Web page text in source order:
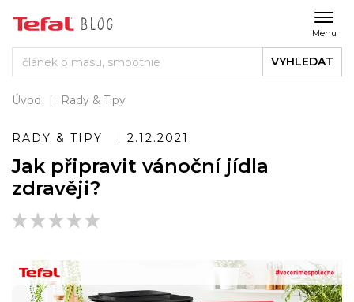
Menu
VYHLEDAT
Úvod Rady & Tipy
RADY & TIPY 2.12.2021
Jak připravit vánoční jídla
zdravěji?